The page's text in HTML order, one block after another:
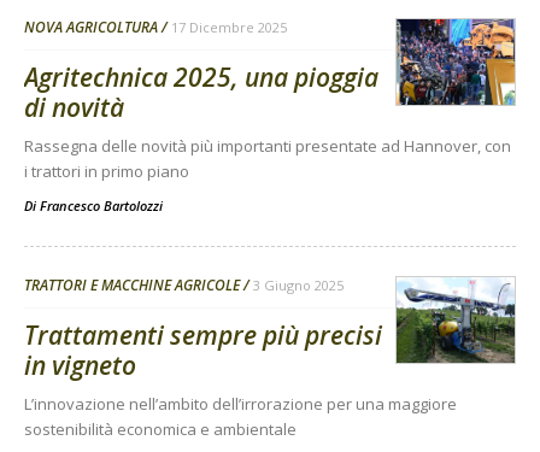
NOVA AGRICOLTURA 17 Dicembre 2025
Agritechnica 2025, una pioggia
di novità
Rassegna delle novità più importanti presentate ad Hannover, con
i trattori in primo piano
Di Francesco Bartolozzi
TRATTORI E MACCHINE AGRICOLE 3 Giugno 2025
Trattamenti sempre più precisi
in vigneto
L’innovazione nell’ambito dell’irrorazione per una maggiore
sostenibilità economica e ambientale